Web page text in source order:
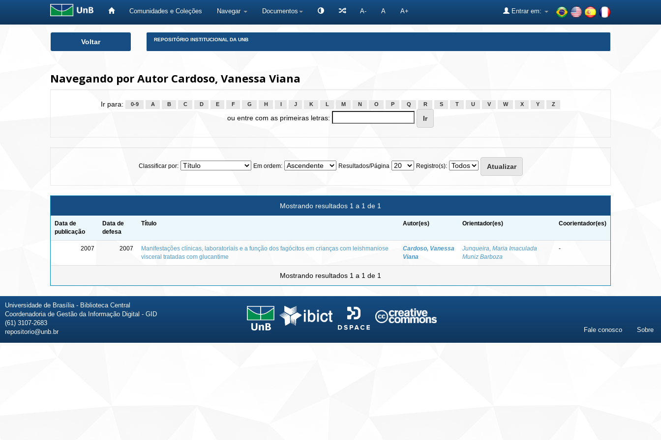
Comunidades e Coleções Navegar Documentos A- A A+ Entrar em:
Voltar REPOSITÓRIO INSTITUCIONAL DA UNB
Navegando por Autor Cardoso, Vanessa Viana
Ir para: 0-9 A B C D E F G H J K L M N O P Q R S T U V W X Y Z
ou entre com as primeiras letras:
Classificar por: Em ordem: Resultados/Página Registro(s):
Mostrando resultados 1 a 1 de 1
Data de
publicação
Data de
defesa
Título Autor(es) Orientador(es) Coorientador(es)
2007 2007
Manifestações clínicas, laboratoriais e a função dos fagócitos em crianças com leishmaniose
visceral tratadas com glucantime
Cardoso, Vanessa
Viana
Junqueira, Maria Imaculada
Muniz Barboza
-
Mostrando resultados 1 a 1 de 1
Universidade de Brasília - Biblioteca Central
Coordenadoria de Gestão da Informação Digital - GID
(61) 3107-2683
repositorio@unb.br
Fale conosco Sobre